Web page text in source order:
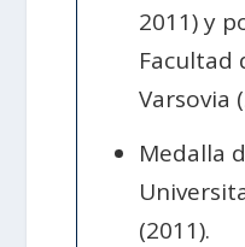
2011) y
Facultad
Varsovia
Medalla
(2011).